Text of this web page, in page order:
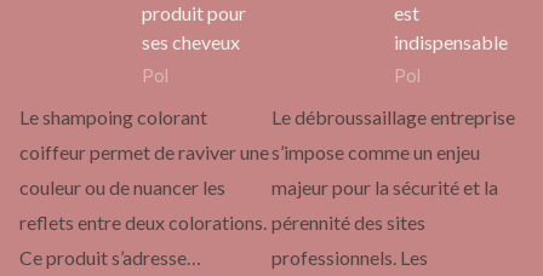
produit pour
ses cheveux
Pol
Le shampoing colorant
coiffeur permet de raviver une
couleur ou de nuancer les
reflets entre deux colorations.
Ce produit s’adresse…
est
indispensable
Pol
Le débroussaillage entreprise
s’impose comme un enjeu
majeur pour la sécurité et la
pérennité des sites
professionnels. Les